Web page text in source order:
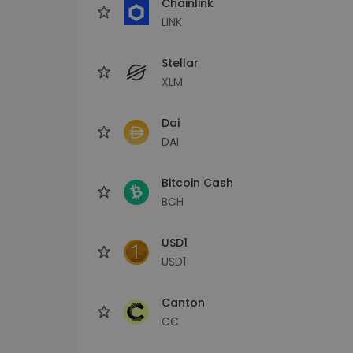
LINK
Stellar
XLM
Dai
DAI
Bitcoin Cash
BCH
USD1
USD1
Canton
CC